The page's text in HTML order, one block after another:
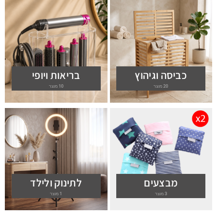
כביסה וגיהוץ
20 מוצר
בריאות ויופי
10 מוצר
מבצעים
3 מוצר
לתינוק ולילד
1 מוצר